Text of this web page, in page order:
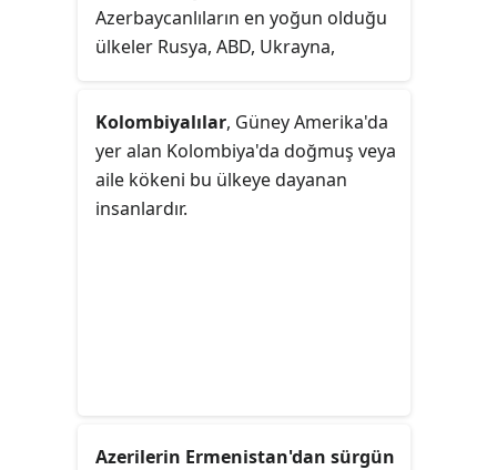
Azerbaycanlıların en yoğun olduğu
ülkeler Rusya, ABD, Ukrayna,
Azerbaycan'a komşu bölgelerinde
yaşayan etnik Azerbaycanlılar
kendilerini diaspora kapsamında
değerlendirmemektedirler.
Kolombiyalılar, Güney Amerika'da
yer alan Kolombiya'da doğmuş veya
aile kökeni bu ülkeye dayanan
insanlardır.
Azerilerin Ermenistan'dan sürgün